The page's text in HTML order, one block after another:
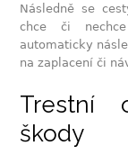
Následně se
chce či
automaticky
na zaplacení či
Trestní
škody